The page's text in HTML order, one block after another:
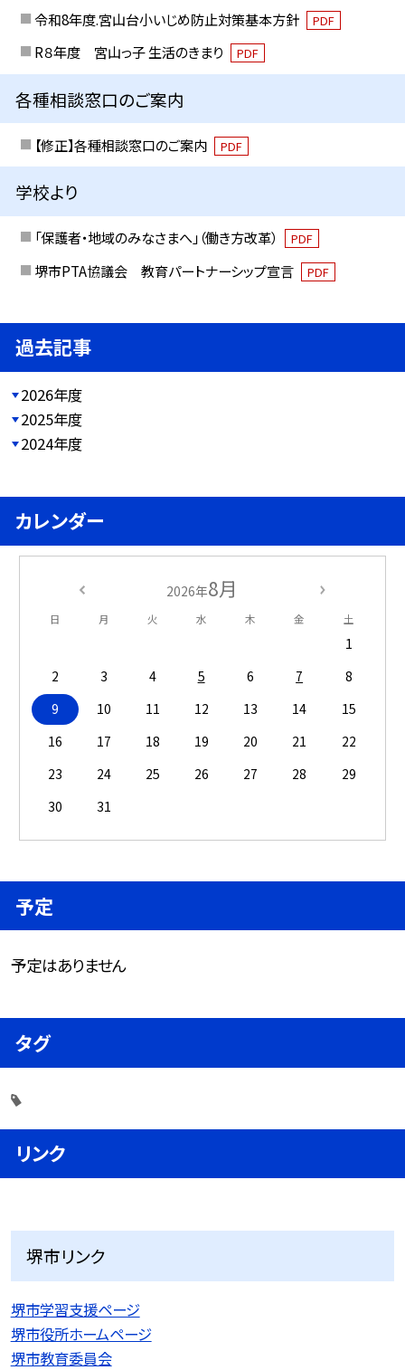
令和8年度.宮山台小いじめ防止対策基本方針 PDF
R８年度 宮山っ子 生活のきまり PDF
各種相談窓口のご案内
【修正】各種相談窓口のご案内 PDF
学校より
「保護者・地域のみなさまへ」（働き方改革） PDF
堺市PTA協議会 教育パートナーシップ宣言 PDF
過去記事
2026年度
2025年度
2024年度
カレンダー
2026年8月
日 月 火 水 木 金 土
1
2
3 4 5 6 7
8
9
10 11 12 13 14
15
16
17 18 19 20 21
22
23
24 25 26 27 28
29
30
31
予定
予定はありません
タグ
リンク
堺市リンク
堺市学習支援ページ
堺市役所ホームページ
堺市教育委員会